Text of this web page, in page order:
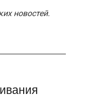
новостей.